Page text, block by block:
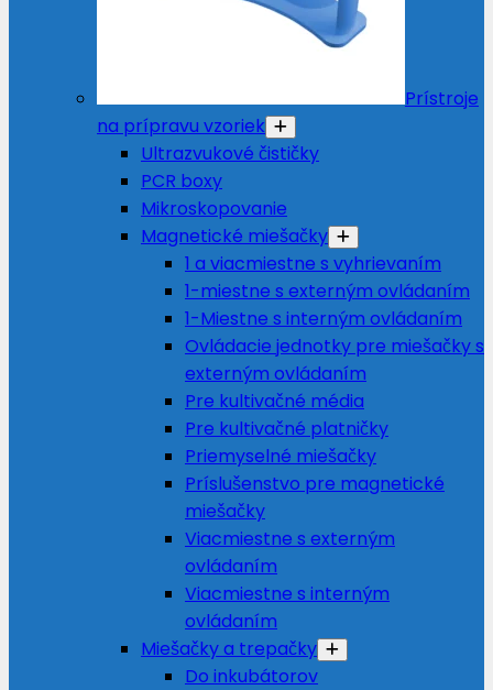
Prístroje
na prípravu vzoriek
Ultrazvukové čističky
PCR boxy
Mikroskopovanie
Magnetické miešačky
1 a viacmiestne s vyhrievaním
1-miestne s externým ovládaním
1-Miestne s interným ovládaním
Ovládacie jednotky pre miešačky s
externým ovládaním
Pre kultivačné média
Pre kultivačné platničky
Priemyselné miešačky
Príslušenstvo pre magnetické
miešačky
Viacmiestne s externým
ovládaním
Viacmiestne s interným
ovládaním
Miešačky a trepačky
Do inkubátorov